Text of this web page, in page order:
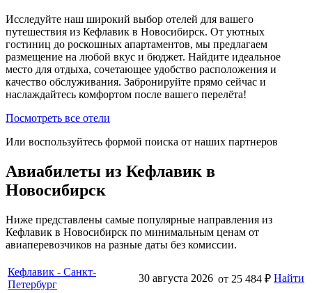
Исследуйте наш широкий выбор отелей для вашего
путешествия из Кефлавик в Новосибирск. От уютных
гостиниц до роскошных апартаментов, мы предлагаем
размещение на любой вкус и бюджет. Найдите идеальное
место для отдыха, сочетающее удобство расположения и
качество обслуживания. Забронируйте прямо сейчас и
наслаждайтесь комфортом после вашего перелёта!
Посмотреть все отели
Или воспользуйтесь формой поиска от наших партнеров
Авиабилеты из Кефлавик в
Новосибирск
Ниже представлены самые популярные направления из
Кефлавик в Новосибирск по минимальным ценам от
авиаперевозчиков на разные даты без комиссии.
Кефлавик - Санкт-
Петербург
30 августа 2026 от 25 484 ₽ Найти